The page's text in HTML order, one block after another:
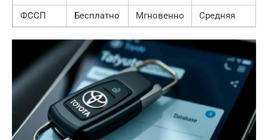
ФССП Бесплатно Мгновенно Средняя